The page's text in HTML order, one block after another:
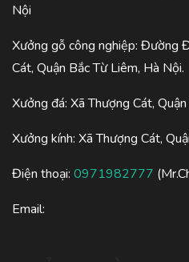
Nội
Xưởng gỗ công nghiệp: Đường
Cát, Quận Bắc Từ Liêm, Hà Nội.
Xưởng đá: Xã Thượng Cát,
Xưởng kính: Xã Thượng Cát,
Điện thoại: 0971982777
Email: